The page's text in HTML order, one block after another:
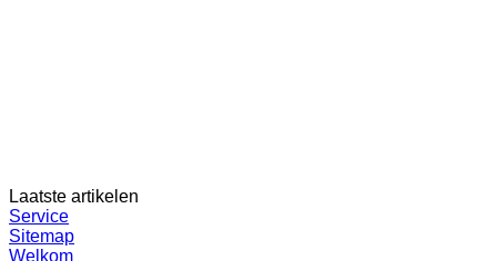
Laatste artikelen
Service
Sitemap
Welkom